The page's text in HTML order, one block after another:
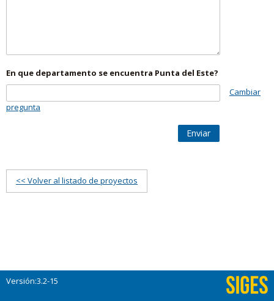
En que departamento se encuentra Punta del Este?
Cambiar
pregunta
Enviar
<< Volver al listado de proyectos
Versión:3.2-15